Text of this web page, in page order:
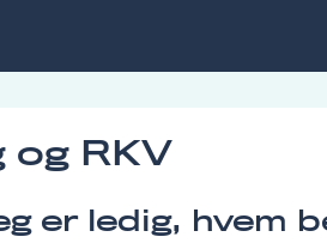
og RKV
er ledig, hvem